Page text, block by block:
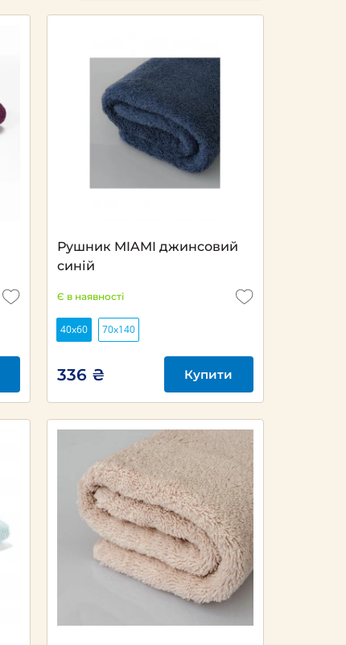
Рушник MIAMI джинсовий
синій
Є в наявності
40х60 70x140
336 ₴ Купити